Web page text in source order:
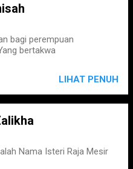
bagi perempuan
bertakwa
LIHAT PENUH
Nama Isteri Raja Mesir